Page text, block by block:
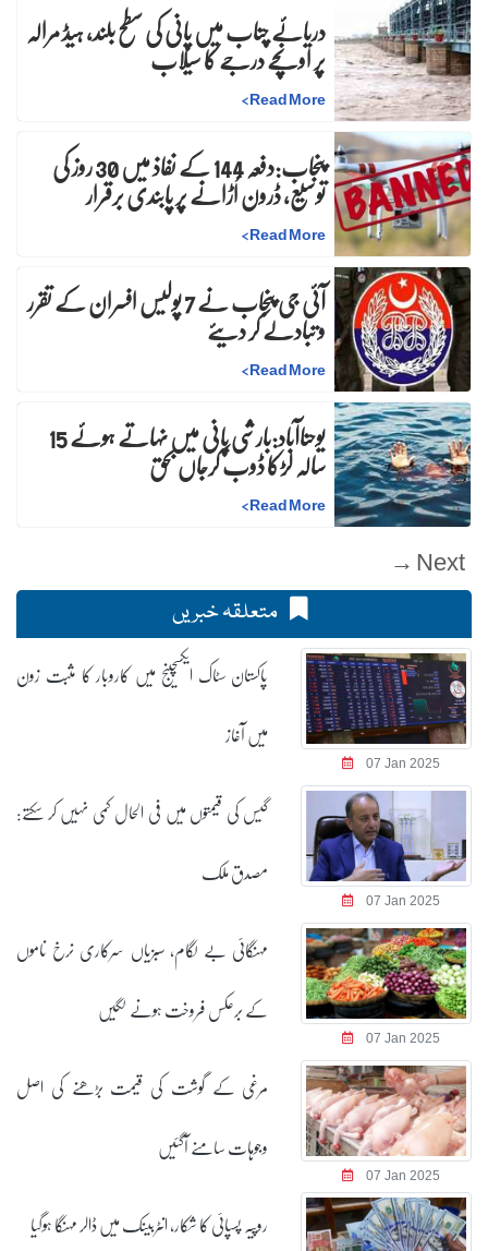
دریائے چناب میں پانی کی سطح بلند، ہیڈ مرالہ
پر اونچے درجے کا سیلاب
Read More
>
پنجاب:دفعہ 144 کے نفاذ میں 30 روز کیتوسیع، ڈرون اُڑانے پر پابندی برقرار
Read More
>
آئی جی پنجاب نے 7 پولیس افسران کے تقرر و تبادلے کر دیئے
Read More
>
یوحناآباد:بارشی پانی میں نہاتے ہوئے 15 سالہ لڑکا ڈوب کرجاں بحق
Read More
>
Next →
متعلقہ خبریں
07 Jan 2025
پاکستان سٹاک ایکسچینج میں کاروبار کا مثبت زون
میں آغاز
07 Jan 2025
گیس کی قیمتوں میں فی الحال کمی نہیں کر سکتے:
مصدق ملک
07 Jan 2025
مہنگائی بے لگام، سبزیاں سرکاری نرخ ناموں
کے برعکس فروخت ہونے لگیں
07 Jan 2025
مرغی کے گوشت کی قیمت بڑھنے کی اصل
وجوہات سامنے آگئیں
روپیہ پسپائی کا شکار، انٹربینک میں ڈالر مہنگا ہوگیا